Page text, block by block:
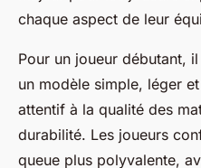
chaque aspect de leur
Pour un joueur débutant,
un modèle simple, léger
attentif à la qualité des
durabilité. Les joueurs
queue plus polyvalente,